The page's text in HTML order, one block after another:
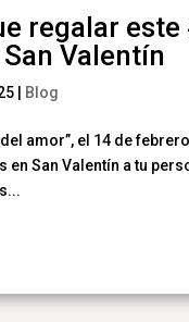
regalar
Valentín
Blog
amor”, el 14 de
San Valentín a tu